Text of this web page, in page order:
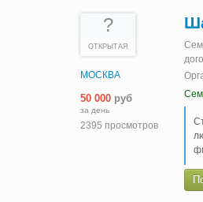
?
ОТКРЫТАЯ
МОСКВА
50 000 руб
за день
2395 просмотров